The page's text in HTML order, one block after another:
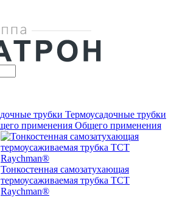
Термоусадочные трубки
Общего применения
Тонкостенная самозатухающая
термоусаживаемая трубка ТCT
Raychman®